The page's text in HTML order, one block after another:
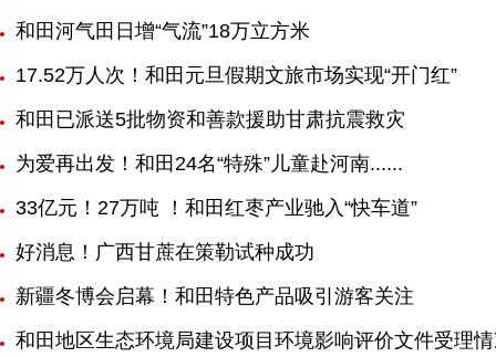
和田河气田日增“气流”18万立方米
17.52万人次！和田元旦假期文旅市场实现“开门红”
和田已派送5批物资和善款援助甘肃抗震救灾
为爱再出发！和田24名“特殊”儿童赴河南......
33亿元！27万吨 ！和田红枣产业驰入“快车道”
好消息！广西甘蔗在策勒试种成功
新疆冬博会启幕！和田特色产品吸引游客关注
和田地区生态环境局建设项目环境影响评价文件受理